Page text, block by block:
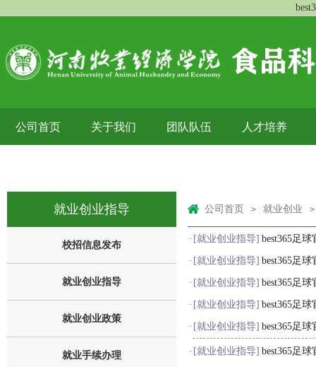
公司首页 关于我们 团队队伍 人才培养
就业创业指导
校招信息发布
就业创业指导
就业创业政策
就业手续办理
公司首页 > 就业创业 >
· [就业创业指导] best365足
· [就业创业指导] best365足
· [就业创业指导] best365足
· [就业创业指导] best365足
· [就业创业指导] best365足
· [就业创业指导] best365足